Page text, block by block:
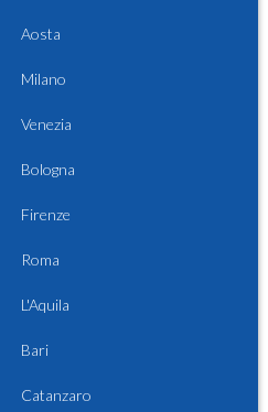
Aosta
Milano
Venezia
Bologna
Firenze
Roma
L'Aquila
Bari
Catanzaro